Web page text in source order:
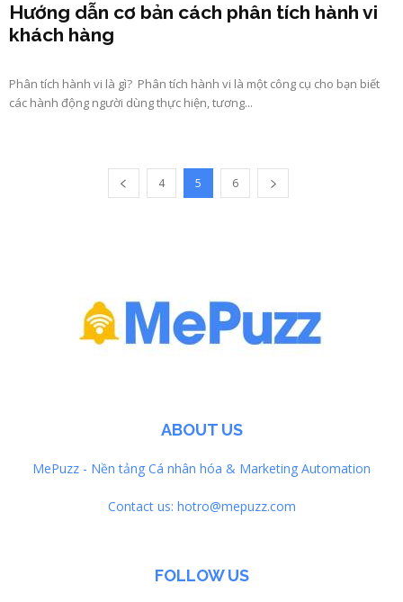
Hướng dẫn cơ bản cách phân tích hành vi
khách hàng
Phân tích hành vi là gì? Phân tích hành vi là một công cụ cho bạn biết
các hành động người dùng thực hiện, tương...
4 5 6
ABOUT US
MePuzz - Nền tảng Cá nhân hóa & Marketing Automation
Contact us: hotro@mepuzz.com
FOLLOW US